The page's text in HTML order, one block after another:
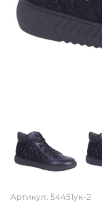
Артикул: 54451ук-2